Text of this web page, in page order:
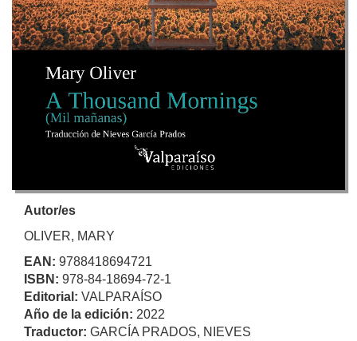
Autor/es
OLIVER, MARY
EAN: 9788418694721
ISBN: 978-84-18694-72-1
Editorial: VALPARAÍSO
Año de la edición: 2022
Traductor: GARCÍA PRADOS, NIEVES